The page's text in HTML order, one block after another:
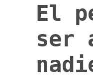
El
ser